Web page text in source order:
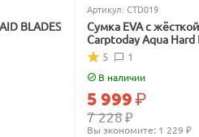
BLADES
Артикул: CTD019
Сумка EVA с
Carptoday Aqua Hard
1
5
В наличии
7 228₽
5 999₽
Вы экономите: 1 229 ₽